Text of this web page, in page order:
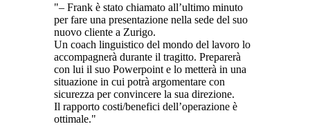
– Frank è stato chiamato all’ultimo minuto
per fare una presentazione nella sede del suo
nuovo cliente a Zurigo.
Un coach linguistico del mondo del lavoro lo
accompagnerà durante il tragitto. Preparerà
con lui il suo Powerpoint e lo metterà in una
situazione in cui potrà argomentare con
sicurezza per convincere la sua direzione.
Il rapporto costi/benefici dell’operazione è
ottimale.